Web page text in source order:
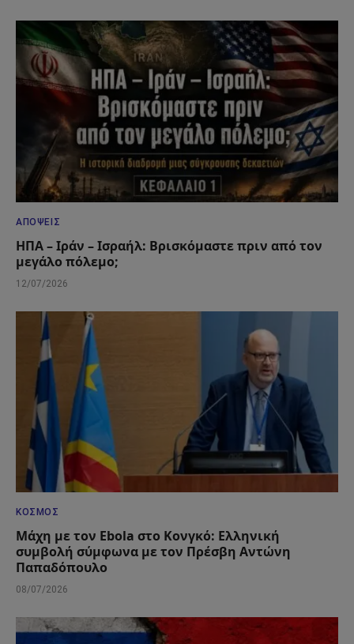
ΑΠΌΨΕΙΣ
ΗΠΑ – Ιράν – Ισραήλ: Βρισκόμαστε πριν από τον
μεγάλο πόλεμο;
12/07/2026
ΚΌΣΜΟΣ
Μάχη με τον Ebola στο Κονγκό: Ελληνική
συμβολή σύμφωνα με τον Πρέσβη Αντώνη
Παπαδόπουλο
08/07/2026